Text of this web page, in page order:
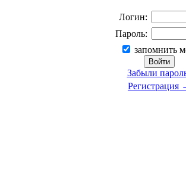
Логин:
Пароль:
запомнить
Забыли
Регистрация